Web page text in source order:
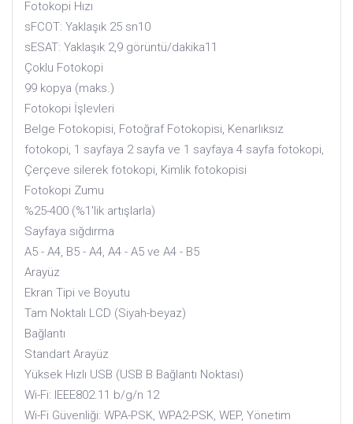
Fotokopi Hızı
sFCOT: Yaklaşık 25 sn10
sESAT: Yaklaşık 2,9 görüntü/dakika11
Çoklu Fotokopi
99 kopya (maks.)
Fotokopi İşlevleri
Belge Fotokopisi, Fotoğraf Fotokopisi, Kenarlıksız
fotokopi, 1 sayfaya 2 sayfa ve 1 sayfaya 4 sayfa fotokopi,
Çerçeve silerek fotokopi, Kimlik fotokopisi
Fotokopi Zumu
%25-400 (%1'lik artışlarla)
Sayfaya sığdırma
A5 - A4, B5 - A4, A4 - A5 ve A4 - B5
Arayüz
Ekran Tipi ve Boyutu
Tam Noktalı LCD (Siyah-beyaz)
Bağlantı
Standart Arayüz
Yüksek Hızlı USB (USB B Bağlantı Noktası)
Wi-Fi: IEEE802.11 b/g/n 12
Wi-Fi Güvenliği: WPA-PSK, WPA2-PSK, WEP, Yönetim